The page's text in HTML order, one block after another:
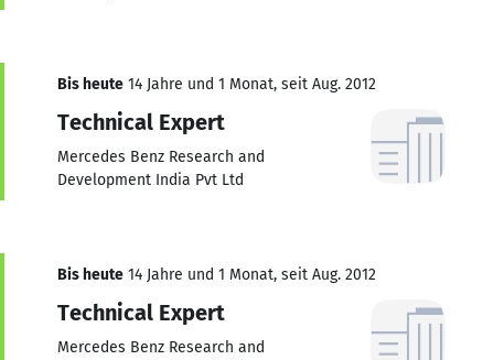
Bis heute 14 Jahre und 1 Monat, seit Aug. 2012
Technical Expert
Mercedes Benz Research and
Development India Pvt Ltd
Bis heute 14 Jahre und 1 Monat, seit Aug. 2012
Technical Expert
Mercedes Benz Research and